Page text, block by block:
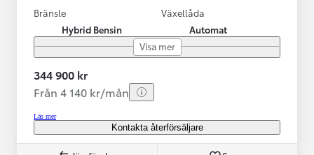
Bränsle
Hybrid Bensin
Växellåda
Automat
Visa mer
344 900 kr
Från 4 140 kr/mån
Läs mer
Kontakta återförsäljare